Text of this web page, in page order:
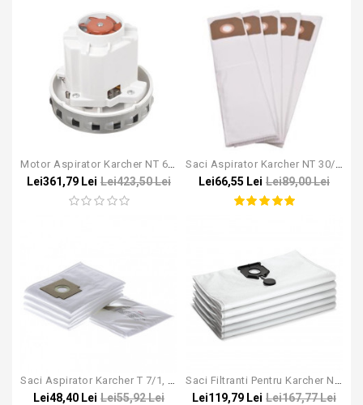
Motor Aspirator Karcher NT 65/2
Lei361,79 Lei Lei423,50 Lei
Saci Aspirator Karcher NT 30/1, 35/1, 40/1, 65/2
Lei66,55 Lei Lei89,00 Lei
Saci Aspirator Karcher T 7/1, T 10/1, T12/1
Lei48,40 Lei Lei55,92 Lei
Saci Filtranti Pentru Karcher NT 30/1, NT 40/1, NT 50/1
Lei119,79 Lei Lei167,77 Lei